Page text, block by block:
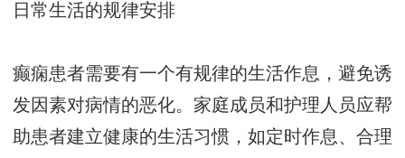
日常生活的规律安排
癫痫患者需要有一个有规律的生活作息，避免诱
发因素对病情的恶化。家庭成员和护理人员应帮
助患者建立健康的生活习惯，如定时作息、合理